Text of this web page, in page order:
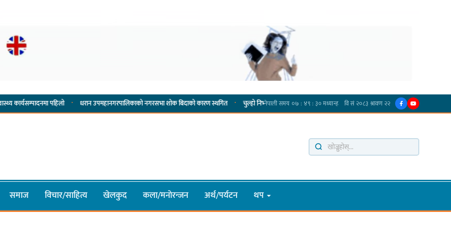
पहिलो · धरान उपमहानगरपालिकाको नगरसभा शोक बिदाको कारण स्थगित · चुल्हो निभ्दा ब्युँझन सक्ने आक्रोश · हर्क साम्पाङलाई निर्णय नसच्याए पार्टीको गोप्य कुरा सार्वजनिक गर्ने
समाज विचार/साहित्य खेलकुद कला/मनाेरन्जन अर्थ/पर्यटन थप